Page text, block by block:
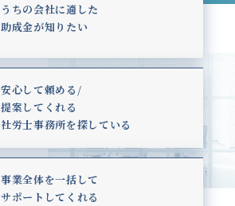
うちの会社に適した
助成金が知りたい
安心して頼める/
提案してくれる
社労士事務所を探している
事業全体を一括して
サポートしてくれる